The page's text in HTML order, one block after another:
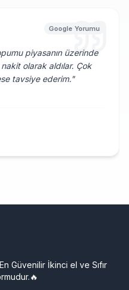
Google Yorumu
piyasanın üzerinde
olarak aldılar. Çok
tavsiye ederim."
Güvenilir İkinci el ve Sıfır